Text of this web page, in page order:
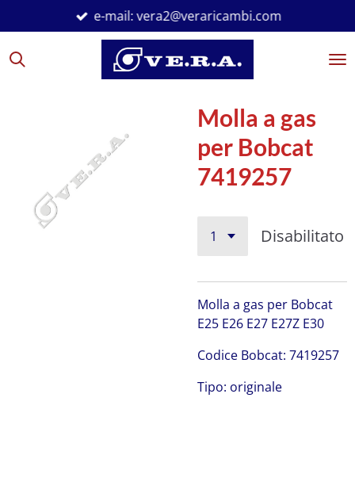
al
contenuto
e-mail: vera2@veraricambi.com
Molla a gas
per Bobcat
7419257
Disabilitato
Molla a gas per Bobcat
E25 E26 E27 E27Z E30
Codice Bobcat: 7419257
Tipo: originale